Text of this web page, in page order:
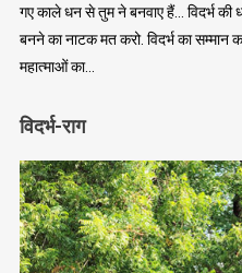
गए काले धन से तुम ने बनवाए हैं… विदर्भ की
बनने का नाटक मत करो. विदर्भ का सम्मान
महात्माओं का…
विदर्भ-राग